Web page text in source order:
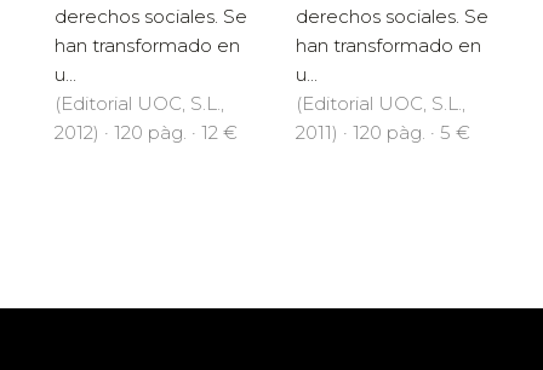
derechos sociales. Se
han transformado en
u...
(Editorial UOC, S.L.,
2012) · 120 pàg. · 12 €
derechos sociales. Se
han transformado en
u...
(Editorial UOC, S.L.,
2011) · 120 pàg. · 5 €